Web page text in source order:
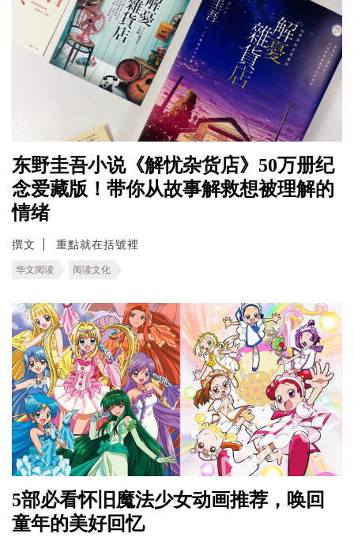
东野圭吾小说《解忧杂货店》50万册纪
念爱藏版！带你从故事解救想被理解的
情绪
撰文 重點就在括號裡
华文阅读 阅读文化
5部必看怀旧魔法少女动画推荐，唤回
童年的美好回忆